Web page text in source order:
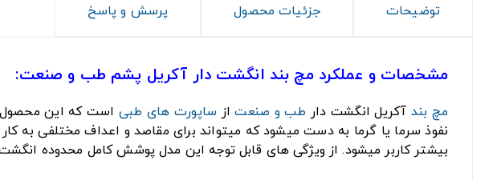
توضیحات جزئیات محصول پرسش و پاسخ
مشخصات و عملکرد مچ بند انگشت دار آکریل پشم طب و صنعت:
مچ بند آکریل انگشت دار طب و صنعتاز ساپورت های طبیاست که این محصول
نفوذ سرما یا گرما به دست میشود که میتواند برای مقاصد و اعداف مختلفی
بیشتر کاربر میشود. از ویژگی های قابل توجه این مدل پوشش کامل محدوده